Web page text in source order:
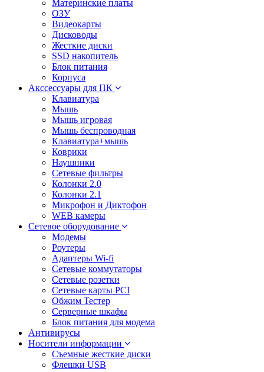
Материнские платы
ОЗУ
Видеокарты
Дисководы
Жесткие диски
SSD накопитель
Блок питания
Корпуса
Акссессуары для ПК
Клавиатура
Мышь
Мышь игровая
Мышь беспроводная
Клавиатура+мышь
Коврики
Наушники
Сетевые фильтры
Колонки 2.0
Колонки 2.1
Микрофон и Диктофон
WEB камеры
Сетевое оборудование
Модемы
Роутеры
Адаптеры Wi-fi
Сетевые коммутаторы
Сетевые розетки
Сетевые карты PCI
Обжим Тестер
Серверные шкафы
Блок питания для модема
Антивирусы
Носители информации
Съемные жесткие диски
Флешки USB